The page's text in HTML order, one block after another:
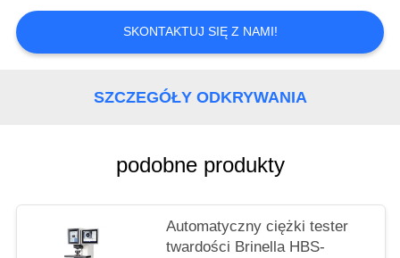
SKONTAKTUJ SIĘ Z NAMI!
SZCZEGÓŁY ODKRYWANIA
podobne produkty
Automatyczny ciężki tester
twardości Brinella HBS-